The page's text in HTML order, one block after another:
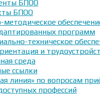
БПОО
БПОО
методическое
программ
техническое
и
среда
ссылки
линия» по вопросам
профессий